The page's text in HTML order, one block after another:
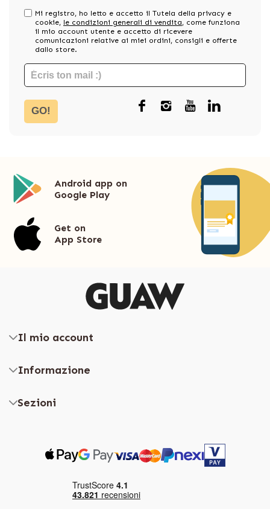
Mi registro, ho letto e accetto il Tutela della privacy e
cookie, le condizioni generali di vendita, come funziona
il mio account utente e accetto di ricevere
comunicazioni relative ai miei ordini, consigli e offerte
dallo store.
GO!
Android app on
Google Play
Get on
App Store
Il mio account
Informazione
Sezioni